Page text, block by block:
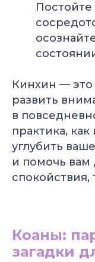
Кинхин — это
развить
в
практика,
углубить
и помочь вам
Коаны:
загадки